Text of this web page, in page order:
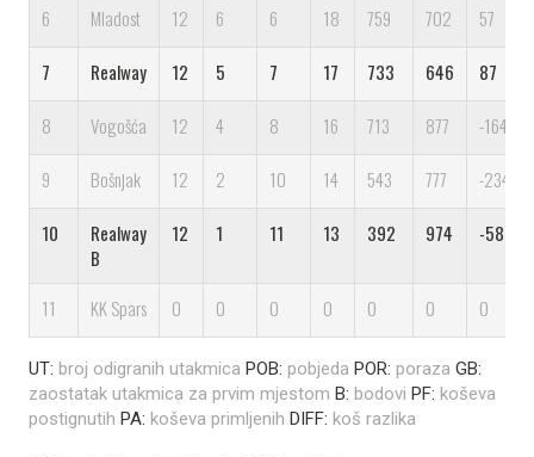
6 Mladost 12 6 6 18 759 702 57
7 Realway 12 5 7 17 733 646 87
8 Vogošća 12 4 8 16 713 877 -164
9 Bošnjak 12 2 10 14 543 777 -234
10
Realway
B
12 1 11 13 392 974 -582
11 KK Spars 0 0 0 0 0 0 0
UT: broj odigranih utakmica POB: pobjeda POR: poraza GB:
zaostatak utakmica za prvim mjestom B: bodovi PF: koševa
postignutih PA: koševa primljenih DIFF: koš razlika